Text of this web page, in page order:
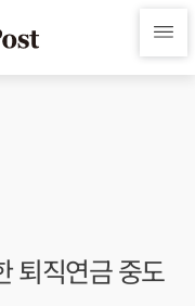
퇴직연금 중도